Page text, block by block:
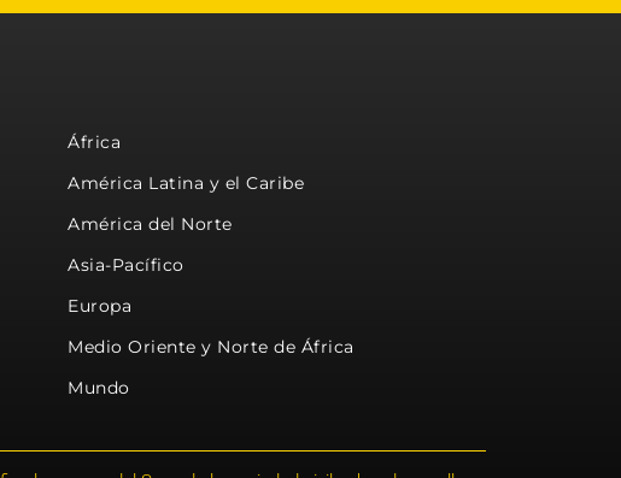
África
América Latina y el Caribe
América del Norte
Asia-Pacífico
Europa
Medio Oriente y Norte de África
Mundo